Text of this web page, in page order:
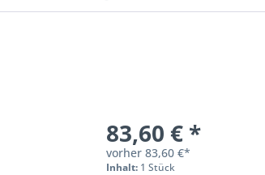
83,60 € *
vorher83,60 €*
Inhalt: 1 Stück